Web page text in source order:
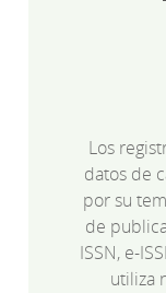
Los
datos de
por su
de
ISSN, e-
utiliza